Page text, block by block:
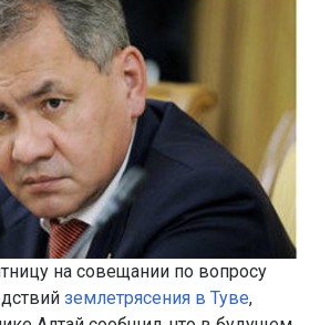
на совещании по вопросу
землетрясения в Туве,